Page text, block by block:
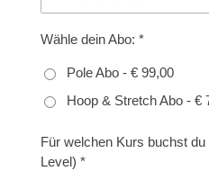
Wähle dein Abo: *
Pole Abo - € 99,00
Hoop & Stretch Abo - €
Für welchen Kurs buchst
Level) *